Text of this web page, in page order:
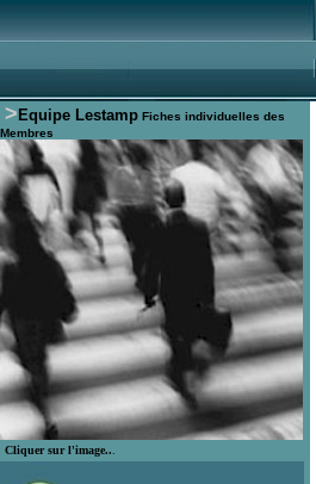
> Equipe Lestamp Fiches individuelles des
Membres
Cliquer sur l'image..